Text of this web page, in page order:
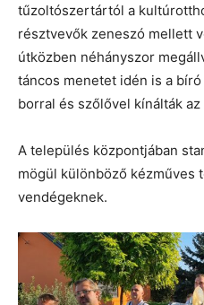
tűzoltószertártól a
résztvevők zeneszó mellett
útközben néhányszor
táncos menetet idén is a
borral és szőlővel kínálták
A település központjában
mögül különböző kézműves
vendégeknek.